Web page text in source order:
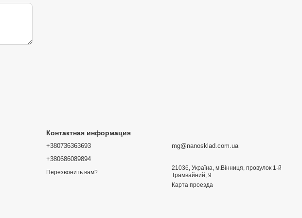
(±1 psi),
Контактная информация
+380736363693
+380686089894
Перезвонить вам?
mg@nanosklad.com.ua
21036, Україна, м.Вінниця, провулок 1-й
Трамвайний, 9
Карта проезда